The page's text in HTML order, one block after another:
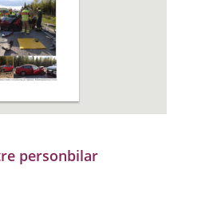
personbilar